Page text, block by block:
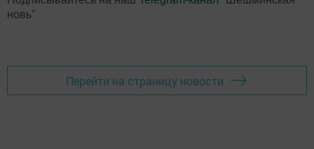
новь"
Перейти на страницу новости